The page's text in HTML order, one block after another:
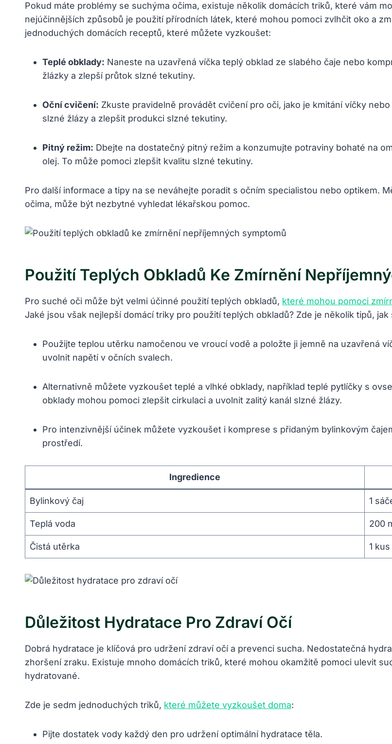
Pokud máte problémy se suchýma očima, existuje několik domácích triků, které vám
nejúčinnějších způsobů je použití přírodních látek, které mohou pomoci zvlhčit oko a
jednoduchých domácích receptů, které můžete vyzkoušet:
Teplé obklady: Naneste na uzavřená víčka teplý obklad ze slabého čaje nebo
žlázky a zlepší průtok slzné tekutiny.
Oční cvičení: Zkuste pravidelně provádět cvičení pro oči, jako je kmitání víčky
slzné žlázy a zlepšit produkci slzné tekutiny.
Pitný režim: Dbejte na dostatečný pitný režim a konzumujte potraviny bohaté na
olej. To může pomoci zlepšit kvalitu slzné tekutiny.
Pro další informace a tipy na se neváhejte poradit s očním specialistou nebo optikem.
očima, může být nezbytné vyhledat lékařskou pomoc.
Použití Teplých Obkladů Ke Zmírnění
Pro suché oči může být velmi účinné použití teplých obkladů, které mohou pomoci
Jaké jsou však nejlepší domácí triky pro použití teplých obkladů? Zde je několik tipů,
Použijte teplou utěrku namočenou ve vroucí vodě a položte ji jemně na uzavřená
uvolnit napětí v očních svalech.
Alternativně můžete vyzkoušet teplé a vlhké obklady, například teplé pytlíčky s
obklady mohou pomoci zlepšit cirkulaci a uvolnit zalitý kanál slzné žlázy.
Pro intenzivnější účinek můžete vyzkoušet i komprese s přidaným bylinkovým
prostředí.
Ingredience
Bylinkový čaj 1
Teplá voda 200
Čistá utěrka 1 kus
Důležitost Hydratace Pro Zdraví Očí
Dobrá hydratace je klíčová pro udržení zdraví očí a prevenci sucha. Nedostatečná
zhoršení zraku. Existuje mnoho domácích triků, které mohou okamžitě pomoci ulevit
hydratované.
Zde je sedm jednoduchých triků, které můžete vyzkoušet doma:
Pijte dostatek vody každý den pro udržení optimální hydratace těla.